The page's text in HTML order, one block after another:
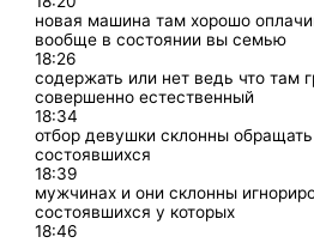
новая машина там хорошо
вообще в состоянии вы семью
18:26
содержать или нет ведь что там
совершенно естественный
18:34
отбор девушки склонны
состоявшихся
18:39
мужчинах и они склонны
состоявшихся у которых
18:46